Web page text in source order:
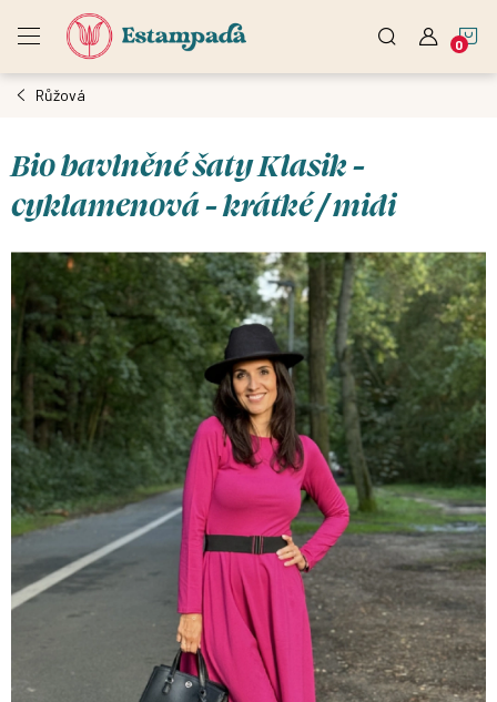
Růžová
Bio bavlněné šaty Klasik -
cyklamenová - krátké / midi